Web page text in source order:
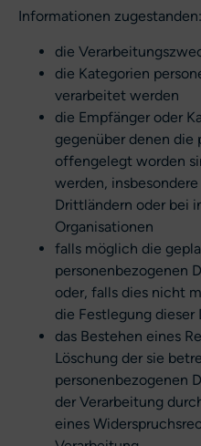
Informationen zugestanden:
die
die Kategorien
verarbeitet werden
die Empfänger oder
gegenüber denen die
offengelegt worden
werden,
Drittländern oder bei
Organisationen
falls möglich die
personenbezogenen
oder, falls dies nicht
die Festlegung dieser
das Bestehen eines
Löschung der sie
personenbezogenen
der Verarbeitung
eines